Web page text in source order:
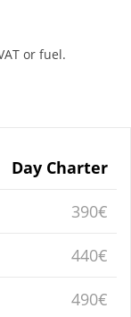
or fuel.
Day Charter
390€
440€
490€